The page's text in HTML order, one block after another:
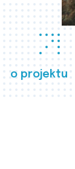
o projektu